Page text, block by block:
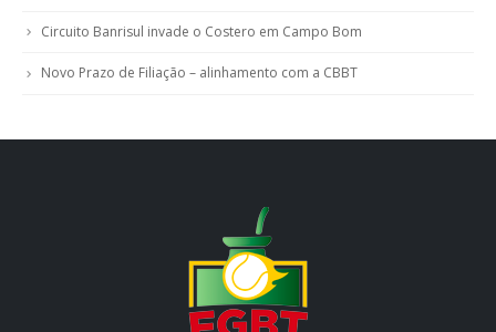
Circuito Banrisul invade o Costero em Campo Bom
Novo Prazo de Filiação – alinhamento com a CBBT